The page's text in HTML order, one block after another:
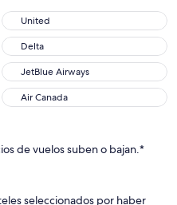
United
United
Delta
Delta
JetBlue Airways
JetBlue Airways
Air Canada
Air Canada
de vuelos suben o bajan.*
seleccionados por haber